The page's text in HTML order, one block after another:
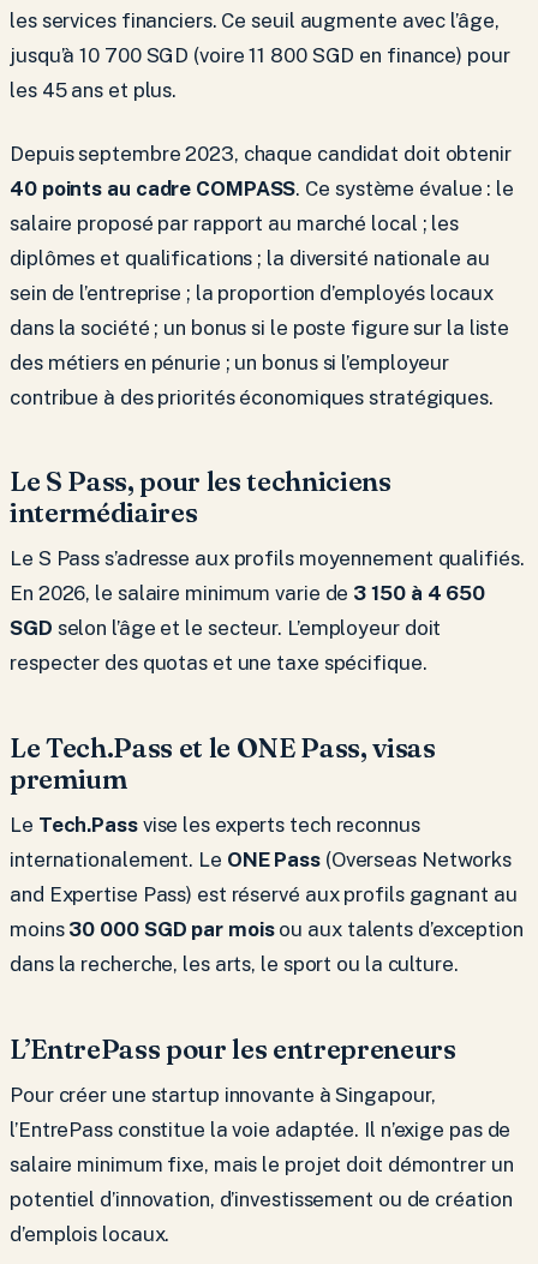
les services financiers. Ce seuil augmente avec l’âge,
jusqu’à 10 700 SGD (voire 11 800 SGD en finance) pour
les 45 ans et plus.
Depuis septembre 2023, chaque candidat doit obtenir
40 points au cadre COMPASS. Ce système évalue : le
salaire proposé par rapport au marché local ; les
diplômes et qualifications ; la diversité nationale au
sein de l’entreprise ; la proportion d’employés locaux
dans la société ; un bonus si le poste figure sur la liste
des métiers en pénurie ; un bonus si l’employeur
contribue à des priorités économiques stratégiques.
Le S Pass, pour les techniciens
intermédiaires
Le S Pass s’adresse aux profils moyennement qualifiés.
En 2026, le salaire minimum varie de 3 150 à 4 650
SGD selon l’âge et le secteur. L’employeur doit
respecter des quotas et une taxe spécifique.
Le Tech.Pass et le ONE Pass, visas
premium
Le Tech.Passvise les experts tech reconnus
internationalement. Le ONE Pass(Overseas Networks
and Expertise Pass) est réservé aux profils gagnant au
moins 30 000 SGD par moisou aux talents d’exception
dans la recherche, les arts, le sport ou la culture.
L’EntrePass pour les entrepreneurs
Pour créer une startup innovante à Singapour,
l’EntrePass constitue la voie adaptée. Il n’exige pas de
salaire minimum fixe, mais le projet doit démontrer un
potentiel d’innovation, d’investissement ou de création
d’emplois locaux.